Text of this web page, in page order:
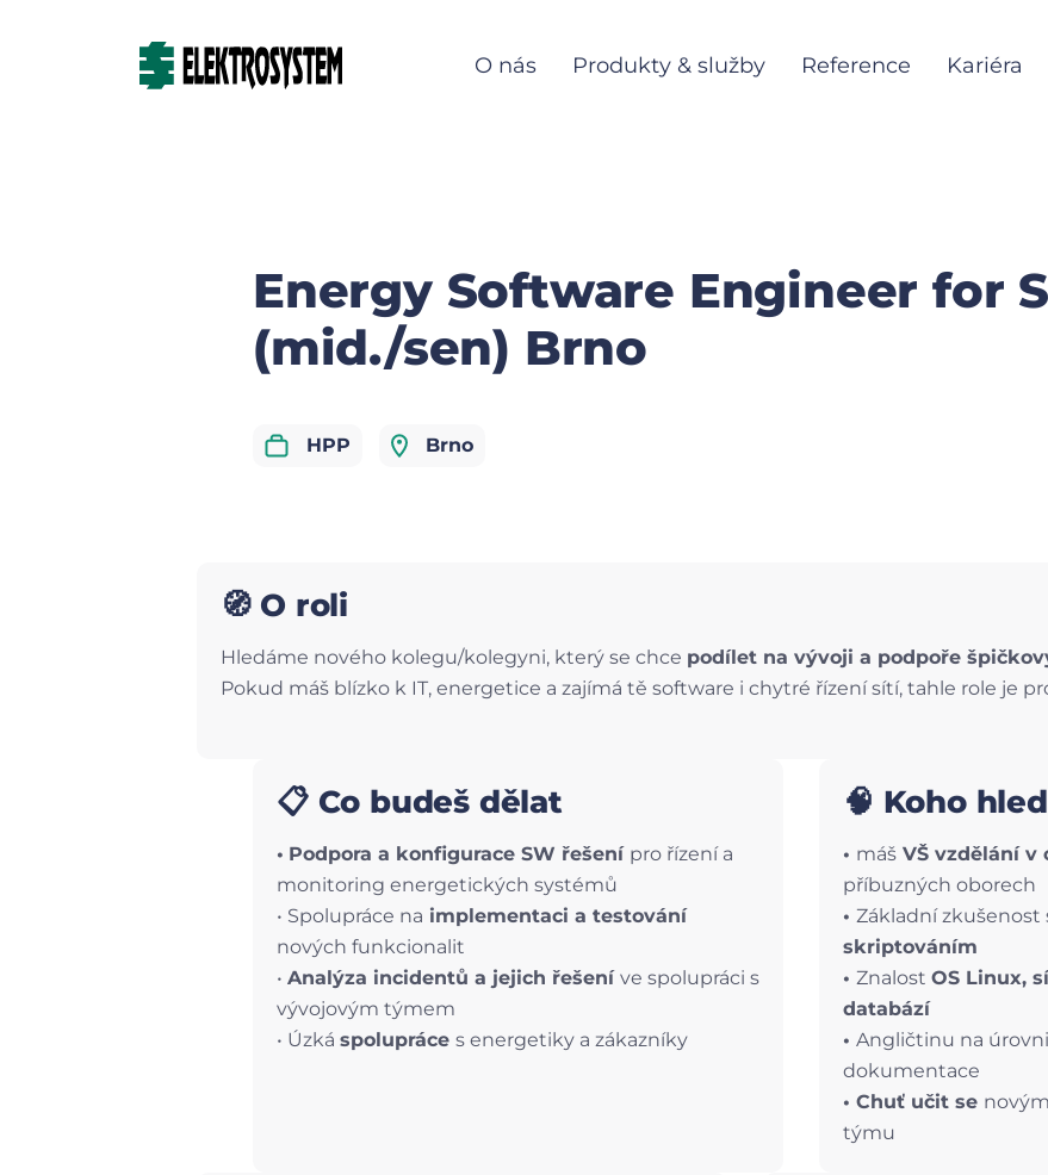
O nás Produkty & služby Reference Kariéra
Energy Software Engineer for
(mid./sen) Brno
HPP Brno
🧭 O roli
Hledáme nového kolegu/kolegyni, který se chce podílet na vývoji a podpoře
Pokud máš blízko k IT, energetice a zajímá tě software i chytré řízení sítí, tahle role je
📋 Co budeš dělat
• Podpora a konfigurace SW řešení pro řízení a
monitoring energetických systémů
• Spolupráce na implementaci a testování
nových funkcionalit
• Analýza incidentů a jejich řešení ve spolupráci s
vývojovým týmem
• Úzká spolupráce s energetiky a zákazníky
🧠 Koho
• máš VŠ vzdělání v
příbuzných oborech
• Základní zkušenost
skriptováním
• Znalost OS Linux,
databází
• Angličtinu na
dokumentace
• Chuť učit se
týmu